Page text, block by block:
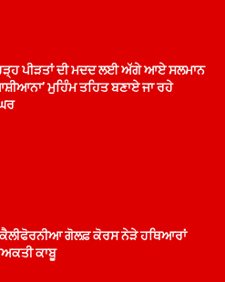
ਪੀੜਤਾਂ ਦੀ ਮਦਦ ਲਈ ਅੱਗੇ ਆਏ ਸਲਮਾਨ
ਮੁਹਿੰਮ ਤਹਿਤ ਬਣਾਏ ਜਾ ਰਹੇ
ਗੋਲਫ਼ ਕੋਰਸ ਨੇੜੇ ਹਥਿਆਰਾਂ
ਕਾਬੂ